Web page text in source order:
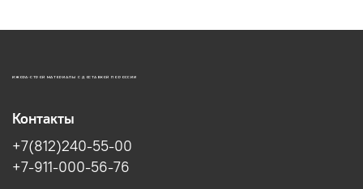
ИЖОРА-СТРОЙ МАТЕРИАЛЫ С ДОСТАВКОЙ ПО РОССИИ
Контакты
+7(812)240-55-00
+7-911-000-56-76